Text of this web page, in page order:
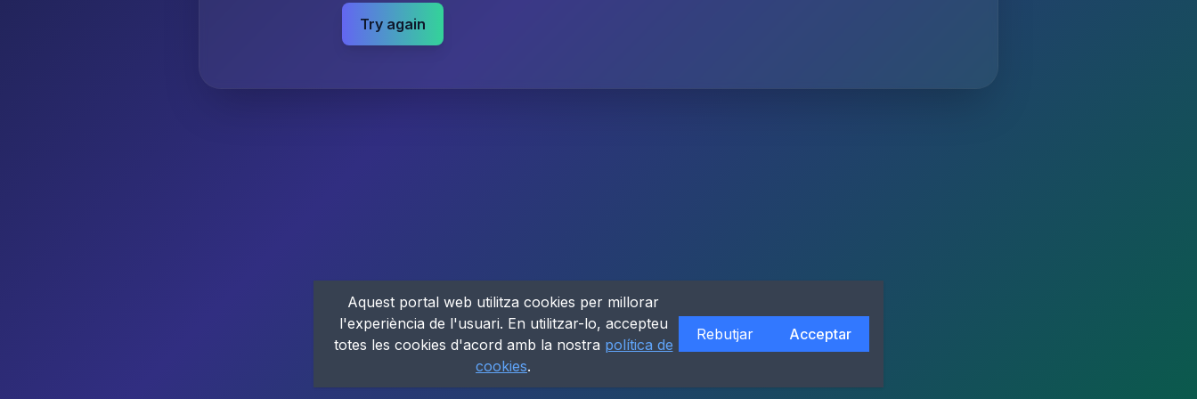
Try again
Aquest portal web utilitza cookies per millorar
l'experiència de l'usuari. En utilitzar-lo, accepteu
totes les cookies d'acord amb la nostra política de
cookies.
Rebutjar Acceptar